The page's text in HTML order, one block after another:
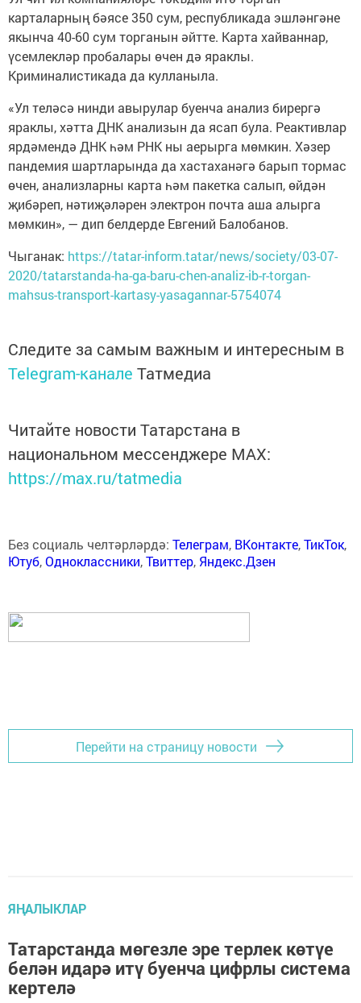
карталарның бәясе 350 сум, республикада эшләнгәне
якынча 40-60 сум торганын әйтте. Карта хайваннар,
үсемлекләр пробалары өчен дә яраклы.
Криминалистикада да кулланыла.
«Ул теләсә нинди авырулар буенча анализ бирергә
яраклы, хәтта ДНК анализын да ясап була. Реактивлар
ярдәмендә ДНК һәм РНК ны аерырга мөмкин. Хәзер
пандемия шартларында да хастаханәгә барып тормас
өчен, анализларны карта һәм пакетка салып, өйдән
җибәреп, нәтиҗәләрен электрон почта аша алырга
мөмкин», — дип белдерде Евгений Балобанов.
Чыганак: https://tatar-inform.tatar/news/society/03-07-
2020/tatarstanda-ha-ga-baru-chen-analiz-ib-r-torgan-
mahsus-transport-kartasy-yasagannar-5754074
Следите за самым важным и интересным в
Telegram-канале Татмедиа
Читайте новости Татарстана в
национальном мессенджере MАХ:
https://max.ru/tatmedia
Без социаль челтәрләрдә: Телеграм, ВКонтакте,ТикТок,
Ютуб,Одноклассники,Твиттер, Яндекс.Дзен
Перейти на страницу новости
ЯҢАЛЫКЛАР
Татарстанда мөгезле эре терлек көтүе
белән идарә итү буенча цифрлы система
кертелә